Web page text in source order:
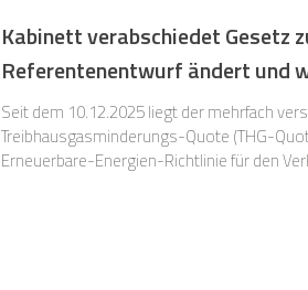
Kabinett verabschiedet Gesetz
Referentenentwurf ändert und
Seit dem 10.12.2025 liegt der mehrfach
Treibhausgasminderungs-Quote (THG-
Erneuerbare-Energien-Richtlinie für den